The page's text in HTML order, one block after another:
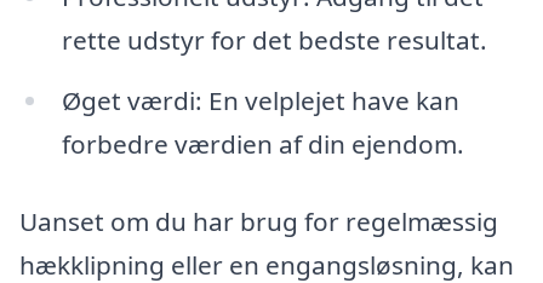
rette udstyr for det bedste resultat.
Øget værdi: En velplejet have kan
forbedre værdien af din ejendom.
Uanset om du har brug for regelmæssig
hækklipning eller en engangsløsning, kan